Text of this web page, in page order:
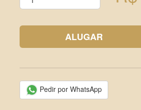
ALUGAR
Pedir por WhatsApp